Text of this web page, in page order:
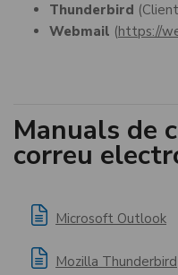
Thunderbird
Webmail (https://
Manuals de
correu
Microsoft Outlook
Mozilla Thunderbird